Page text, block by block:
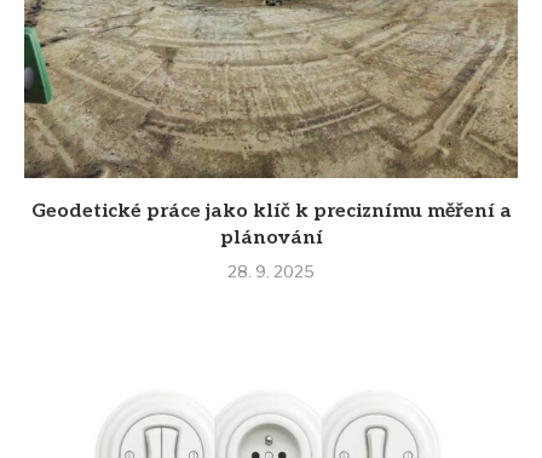
Geodetické práce jako klíč k preciznímu měření a
plánování
28. 9. 2025